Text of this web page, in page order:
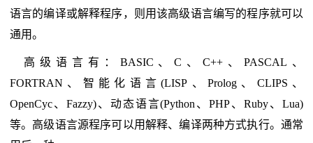
语言的编译或解释程序，则用该高级语言编写的程序就可以
通用。
高级语言有：BASIC、C、C++、PASCAL、
FORTRAN、智能化语言(LISP、Prolog、CLIPS、
OpenCyc、Fazzy)、动态语言(Python、PHP、Ruby、Lua)
等。高级语言源程序可以用解释、编译两种方式执行。通常